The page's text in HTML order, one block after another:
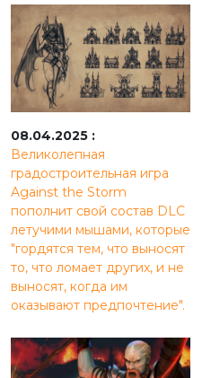
08.04.2025 :
Великолепная
градостроительная игра
Against the Storm
пополнит свой состав DLC
летучими мышами, которые
"гордятся тем, что выносят
то, что ломает других, и не
выносят, когда им
оказывают предпочтение".